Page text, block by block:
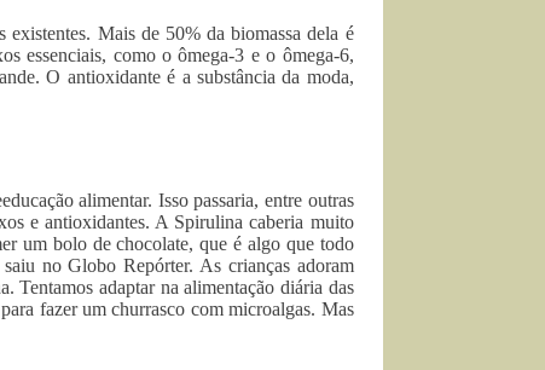
Mais de 50% da biomassa dela é
essenciais, como o ômega-3 e o ômega-6,
O antioxidante é a substância da moda,
alimentar. Isso passaria, entre outras
e antioxidantes. A Spirulina caberia muito
um bolo de chocolate, que é algo que todo
no Globo Repórter. As crianças adoram
Tentamos adaptar na alimentação diária das
fazer um churrasco com microalgas. Mas